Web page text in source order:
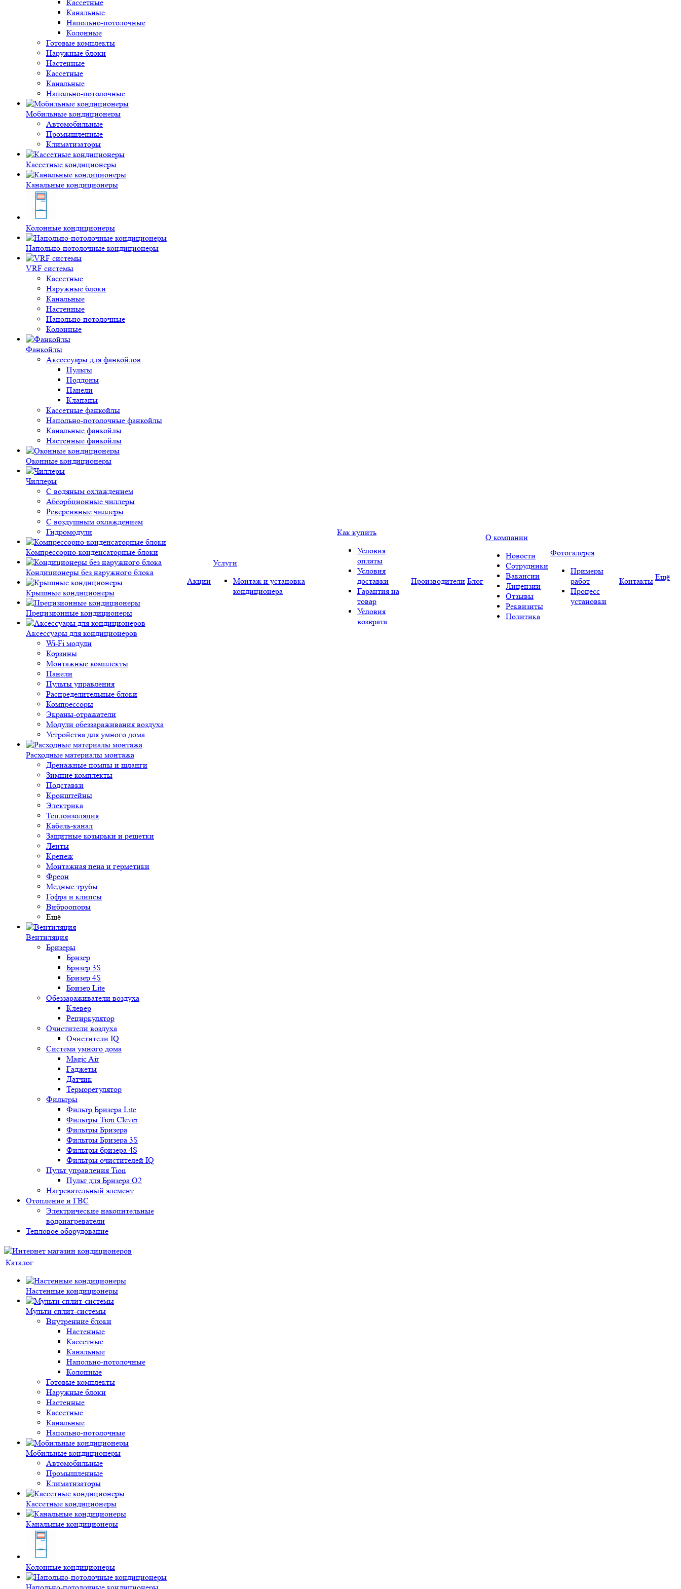
Кассетные
Канальные
Напольно-потолочные
Колонные
Готовые комплекты
Наружные блоки
Настенные
Кассетные
Канальные
Напольно-потолочные
Мобильные кондиционеры
Автомобильные
Промышленные
Климатизаторы
Кассетные кондиционеры
Канальные кондиционеры
Колонные кондиционеры
Напольно-потолочные кондиционеры
VRF системы
Кассетные
Наружные блоки
Канальные
Настенные
Напольно-потолочные
Колонные
Фанкойлы
Аксессуары для фанкойлов
Пульты
Поддоны
Панели
Клапаны
Кассетные фанкойлы
Напольно-потолочные фанкойлы
Канальные фанкойлы
Настенные фанкойлы
Оконные кондиционеры
Чиллеры
С водяным охлаждением
Абсорбционные чиллеры
Реверсивные чиллеры
С воздушным охлаждением
Гидромодули
Компрессорно-конденсаторные блоки
Кондиционеры без наружного блока
Крышные кондиционеры
Прецизионные кондиционеры
Аксессуары для кондиционеров
Wi-Fi модули
Корзины
Монтажные комплекты
Панели
Пульты управления
Распределительные блоки
Компрессоры
Экраны-отражатели
Модули обеззараживания воздуха
Устройства для умного дома
Расходные материалы монтажа
Дренажные помпы и шланги
Зимние комплекты
Подставки
Кронштейны
Электрика
Теплоизоляция
Кабель-канал
Защитные козырьки и решетки
Ленты
Крепеж
Монтажная пена и герметики
Фреон
Медные трубы
Гофра и клипсы
Виброопоры
Ещё
Вентиляция
Бризеры
Бризер
Бризер 3S
Бризер 4S
Бризер Lite
Обеззараживатели воздуха
Клевер
Рециркулятор
Очистители воздуха
Очистители IQ
Система умного дома
Magic Air
Гаджеты
Датчик
Терморегулятор
Фильтры
Фильтр Бризера Lite
Фильтры Tion Clever
Фильтры Бризера
Фильтры Бризера 3S
Фильтры бризера 4S
Фильтры очистителей IQ
Пульт управления Tion
Пульт для Бризера O2
Нагревательный элемент
Отопление и ГВС
Электрические накопительные
водонагреватели
Тепловое оборудование
Акции
Услуги
Монтаж и установка
кондиционера
Как купить
Условия
оплаты
Условия
доставки
Гарантия на
товар
Условия
возврата
Производители Блог
О компании
Новости
Сотрудники
Вакансии
Лицензии
Отзывы
Реквизиты
Политика
Фотогалерея
Примеры
работ
Процесс
установки
Контакты Ещё
Каталог
Настенные кондиционеры
Мульти сплит-системы
Внутренние блоки
Настенные
Кассетные
Канальные
Напольно-потолочные
Колонные
Готовые комплекты
Наружные блоки
Настенные
Кассетные
Канальные
Напольно-потолочные
Мобильные кондиционеры
Автомобильные
Промышленные
Климатизаторы
Кассетные кондиционеры
Канальные кондиционеры
Колонные кондиционеры